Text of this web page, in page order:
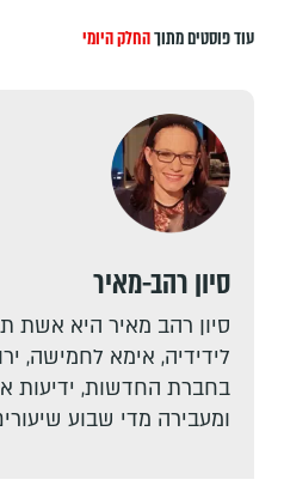
עוד פוסטים מתוךהחלק היומי
סיון רהב-מאיר
סיון רהב מאיר היא אשת
לידידיה, אימא לחמישה,
בחברת החדשות, ידיעות
ומעבירה מדי שבוע